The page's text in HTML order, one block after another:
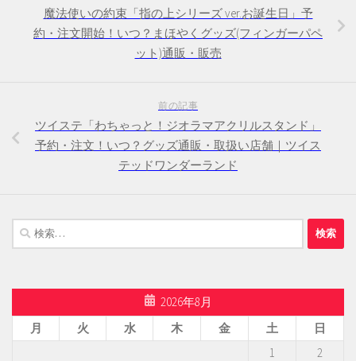
魔法使いの約束「指の上シリーズ ver.お誕生日」予
約・注文開始！いつ？まほやくグッズ(フィンガーパペ
ット)通販・販売
前の記事
ツイステ「わちゃっと！ジオラマアクリルスタンド」
予約・注文！いつ？グッズ通販・取扱い店舗｜ツイス
テッドワンダーランド
検
索:
2026年8月
月
火 水 木 金 土
日
1
2